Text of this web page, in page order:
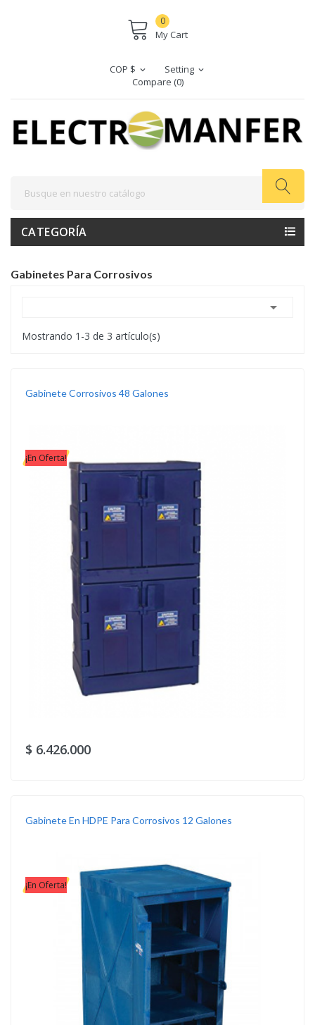
0
My Cart
COP $ expand_more Setting expand_more
Compare (0)
CATEGORÍA
Gabinetes Para Corrosivos

Mostrando 1-3 de 3 artículo(s)
Gabinete Corrosivos 48 Galones
¡En Oferta!
$ 6.426.000
Gabinete En HDPE Para Corrosivos 12 Galones
¡En Oferta!